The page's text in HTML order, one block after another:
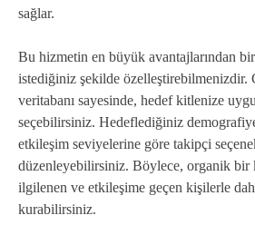
sağlar.
Bu hizmetin en büyük avantajlarından
istediğiniz şekilde özelleştirebilmenizdir.
veritabanı sayesinde, hedef kitlenize
seçebilirsiniz. Hedeflediğiniz
etkileşim seviyelerine göre takipçi
düzenleyebilirsiniz. Böylece, organik bir
ilgilenen ve etkileşime geçen kişilerle
kurabilirsiniz.